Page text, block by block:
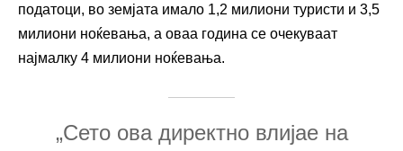
податоци, во земјата имало 1,2 милиони туристи и 3,5
милиони ноќевања, а оваа година се очекуваат
најмалку 4 милиони ноќевања.
„Сето ова директно влијае на